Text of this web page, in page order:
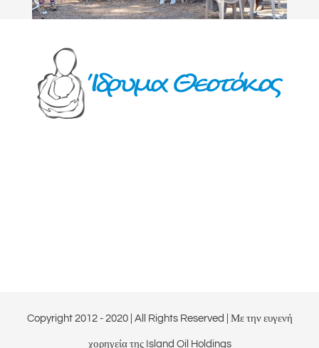
Copyright 2012 - 2020 | All Rights Reserved | Με την ευγενή
χορηγεία της Island Oil Holdings